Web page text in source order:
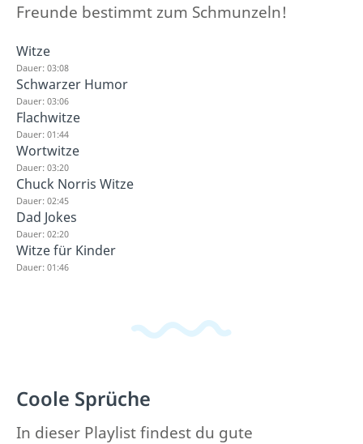
Freunde bestimmt zum Schmunzeln!
Witze
Dauer: 03:08
Schwarzer Humor
Dauer: 03:06
Flachwitze
Dauer: 01:44
Wortwitze
Dauer: 03:20
Chuck Norris Witze
Dauer: 02:45
Dad Jokes
Dauer: 02:20
Witze für Kinder
Dauer: 01:46
Coole Sprüche
In dieser Playlist findest du gute